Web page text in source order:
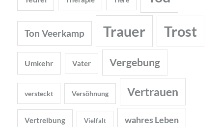
Ton Veerkamp Trauer Trost
Umkehr Vater Vergebung
versteckt Versöhnung Vertrauen
Vertreibung Vielfalt wahres Leben